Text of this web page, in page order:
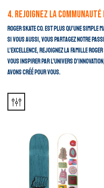
4. Rejoignez la communauté
Roger Skate Co. est plus qu’une simple
Si vous aussi, vous partagez notre
l’excellence, rejoignez la famille
vous inspirer par l’univers
avons créé pour vous.